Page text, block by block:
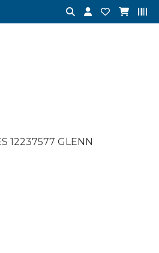
12237577 GLENN